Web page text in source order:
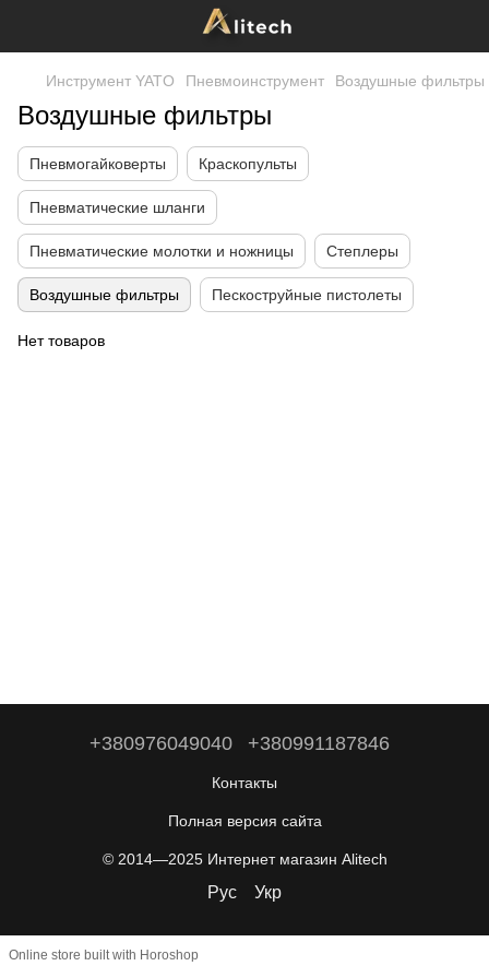
Инструмент YATO Пневмоинструмент Воздушные фильтры
Воздушные фильтры
Пневмогайковерты Краскопульты
Пневматические шланги
Пневматические молотки и ножницы Степлеры
Воздушные фильтры Пескоструйные пистолеты
Нет товаров
+380976049040 +380991187846
Контакты
Полная версия сайта
© 2014—2025 Интернет магазин Alitech
Рус Укр
Online store built with Horoshop